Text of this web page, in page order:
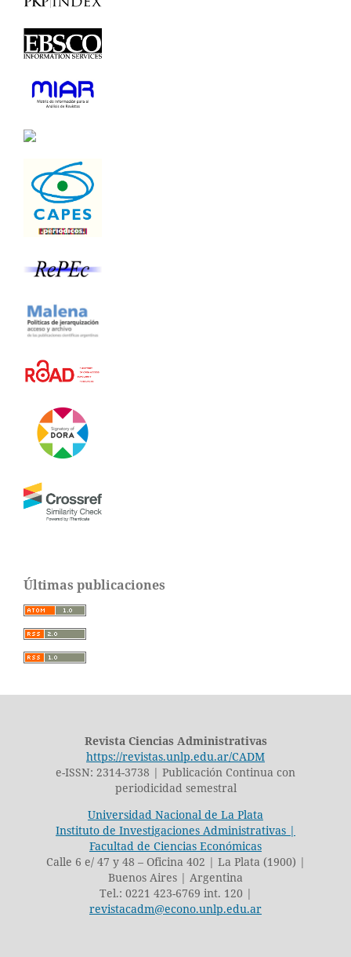
Últimas publicaciones
Revista Ciencias Administrativas
https://revistas.unlp.edu.ar/CADM
e-ISSN: 2314-3738 | Publicación Continua con
periodicidad semestral
Universidad Nacional de La Plata
Instituto de Investigaciones Administrativas |
Facultad de Ciencias Económicas
Calle 6 e/ 47 y 48 – Oficina 402 | La Plata (1900) |
Buenos Aires | Argentina
Tel.: 0221 423-6769 int. 120 |
revistacadm@econo.unlp.edu.ar